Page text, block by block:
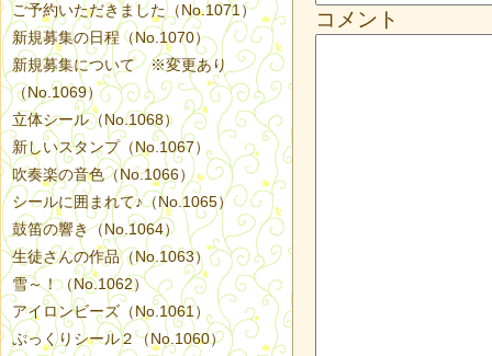
コメント
ご予約いただきました（No.1071）
新規募集の日程（No.1070）
新規募集について ※変更あり
（No.1069）
立体シール（No.1068）
新しいスタンプ（No.1067）
吹奏楽の音色（No.1066）
シールに囲まれて♪（No.1065）
鼓笛の響き（No.1064）
生徒さんの作品（No.1063）
雪～！（No.1062）
アイロンビーズ（No.1061）
ぷっくりシール２（No.1060）